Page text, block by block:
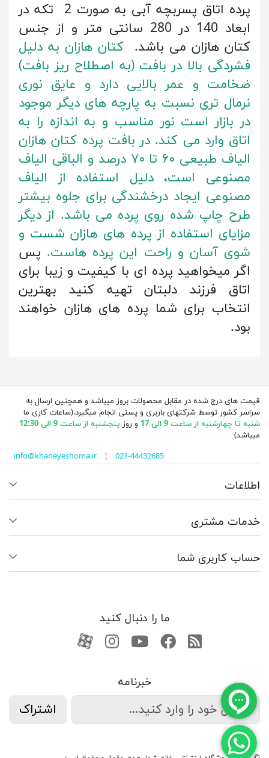
پرده اتاق پسربچه آبی به صورت 2 تکه در
ابعاد 140 در 280 سانتی متر و از جنس
کتان هازان می باشد. کتان هازان به دلیل
فشردگی بالا در بافت (به اصطلاح ریز بافت)
ضخامت و عمر بالایی دارد و عایق نوری
نرمال تری نسبت به پارچه های دیگر موجود
در بازار است نور مناسب و به اندازه را به
اتاق وارد می کند. در بافت پرده کتان هازان
الیاف طبیعی ۶۰ تا ۷۰ درصد و الباقی الیاف
مصنوعی است، دلیل استفاده از الیاف
مصنوعی ایجاد درخشندگی برای جلوه بیشتر
طرح چاپ شده روی پرده می باشد. از دیگر
مزایای استفاده از پرده های هازان شست و
شوی آسان و راحت این پرده هاست. پس
اگر میخواهید پرده ای با کیفیت و زیبا برای
اتاق فرزند دلبتان تهیه کنید بهترین
انتخاب برای شما پرده های هازان خواهند
بود.
قیمت های درج شده در مقابل محصولات بروز میباشد و همچنین ارسال به
سراسر کشور توسط شرکتهای باربری و پستی انجام میگیرد.(ساعات کاری ما
شنبه تا چهارشنبه از ساعت 9 الی 17
و روز پنجشنبه از ساعت 9 الی 12:30
میباشد)
info@khaneyeshoma.ir¦ 021-44432685
اطلاعات
خدمات مشتری
حساب کاربری شما
ما را دنبال کنید
RSSفیسبوکیوتیوبکانال آپارات
کانال آپارات
خبرنامه
اشتراک